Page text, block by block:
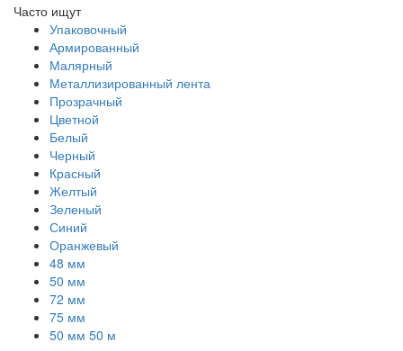
Часто ищут
Упаковочный
Армированный
Малярный
Металлизированный лента
Прозрачный
Цветной
Белый
Черный
Красный
Желтый
Зеленый
Синий
Оранжевый
48 мм
50 мм
72 мм
75 мм
50 мм 50 м